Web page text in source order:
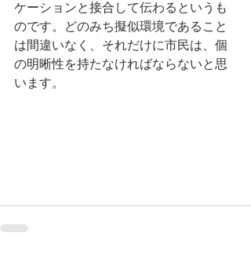
ケーションと接合して伝わるというも
のです。どのみち擬似環境であること
は間違いなく、それだけに市民は、個
の明晰性を持たなければならないと思
います。